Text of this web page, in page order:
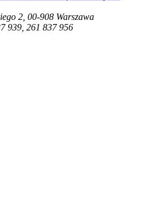
2, 00-908 Warszawa
939, 261 837 956